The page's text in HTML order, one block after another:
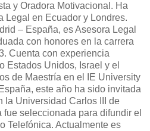
y Oradora Motivacional. Ha
Legal en Ecuador y Londres.
– España, es Asesora Legal
con honores en la carrera
Cuenta con experiencia
Estados Unidos, Israel y el
de Maestría en el IE University
este año ha sido invitada
la Universidad Carlos III de
seleccionada para difundir el
Telefónica. Actualmente es